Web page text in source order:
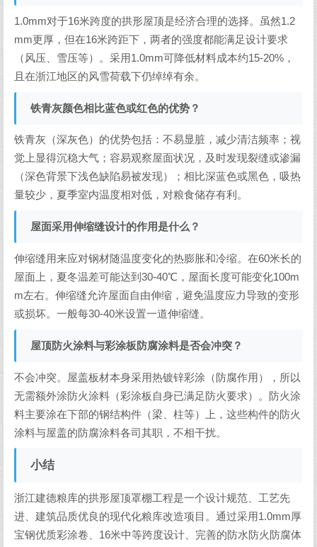
1.0mm对于16米跨度的拱形屋顶是经济合理的选择。虽然1.2
mm更厚，但在16米跨距下，两者的强度都能满足设计要求
（风压、雪压等）。采用1.0mm可降低材料成本约15-20%，
且在浙江地区的风雪荷载下仍绰绰有余。
铁青灰颜色相比蓝色或红色的优势？
铁青灰（深灰色）的优势包括：不易显脏，减少清洁频率；视
觉上显得沉稳大气；容易观察屋面状况，及时发现裂缝或渗漏
（深色背景下浅色缺陷易被发现）；相比深蓝色或黑色，吸热
量较少，夏季室内温度相对低，对粮食储存有利。
屋面采用伸缩缝设计的作用是什么？
伸缩缝用来应对钢材随温度变化的热膨胀和冷缩。在60米长的
屋面上，夏冬温差可能达到30-40℃，屋面长度可能变化100m
m左右。伸缩缝允许屋面自由伸缩，避免温度应力导致的变形
或损坏。一般每30-40米设置一道伸缩缝。
屋顶防火涂料与彩涂板防腐涂料是否会冲突？
不会冲突。屋盖板材本身采用热镀锌彩涂（防腐作用），所以
无需额外涂防火涂料（彩涂板自身已满足防火要求）。防火涂
料主要涂在下部的钢结构件（梁、柱等）上，这些构件的防火
涂料与屋盖的防腐涂料各司其职，不相干扰。
小结
浙江建德粮库的拱形屋顶罩棚工程是一个设计规范、工艺先
进、建筑品质优良的现代化粮库改造项目。通过采用1.0mm厚
宝钢优质彩涂卷、16米中等跨度设计、完善的防水防火防腐体